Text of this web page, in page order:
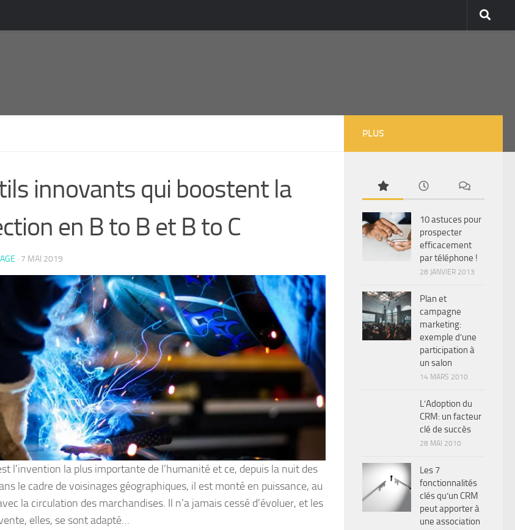
innovants qui boostent la
en B to B et B to C
· 7 MAI 2019
l’invention la plus importante de l’humanité et ce, depuis la nuit des
le cadre de voisinages géographiques, il est monté en puissance, au
la circulation des marchandises. Il n’a jamais cessé d’évoluer, et les
elles, se sont adapté…
PLUS
10 astuces pour
prospecter
efficacement
par téléphone !
28 JANVIER 2013
Plan et
campagne
marketing:
exemple d’une
participation à
un salon
14 MARS 2010
L’Adoption du
CRM: un facteur
clé de succès
28 MAI 2010
Les 7
fonctionnalités
clés qu’un CRM
peut apporter à
une association